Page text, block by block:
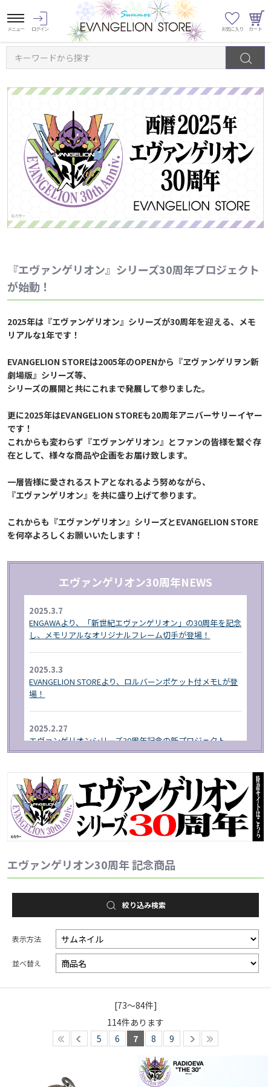
キーワードから探す
『エヴァンゲリオン』シリーズ30周年プロジェクト
が始動！
2025年は『エヴァンゲリオン』シリーズが30周年を迎える、メモ
リアルな1年です！
EVANGELION STOREは2005年のOPENから『ヱヴァンゲリヲン新
劇場版』シリーズ等、
シリーズの展開と共にこれまで発展して参りました。
更に2025年はEVANGELION STOREも20周年アニバーサリーイヤー
です！
これからも変わらず『エヴァンゲリオン』とファンの皆様を繋ぐ存
在として、様々な商品や企画をお届け致します。
一層皆様に愛されるストアとなれるよう努めながら、
『エヴァンゲリオン』を共に盛り上げて参ります。
これからも『エヴァンゲリオン』シリーズとEVANGELION STORE
を何卒よろしくお願いいたします！
エヴァンゲリオン30周年NEWS
2025.3.7
ENGAWAより、「新世紀エヴァンゲリオン」の30周年を記念
し、メモリアルなオリジナルフレーム切手が登場！
2025.3.3
EVANGELION STOREより、ロルバーンポケット付メモLが登
場！
2025.2.27
エヴァンゲリオンシリーズ30周年記念の新プロジェクト
「RADIO EVA"THE 30"」が始動!
2025.1.1
EVA STORE オリジナルより、エヴァンゲリオン30周年を記
念したグッズが登場！
EVANGELION STOREより、新世紀エヴァンゲリオン放送か
ら30周年を記念した新作ZIPPO「30th Anniversary」が登
場！
エヴァンゲリオン30周年 記念商品
絞り込み検索
表示方法
並べ替え
[73～84件]
114件あります
5
6 7 8 9